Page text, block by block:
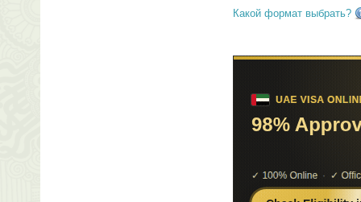
Какой формат выбрать?